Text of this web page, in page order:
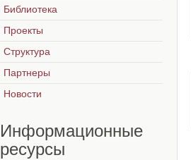
Библиотека
Проекты
Структура
Партнеры
Новости
Информационные
ресурсы